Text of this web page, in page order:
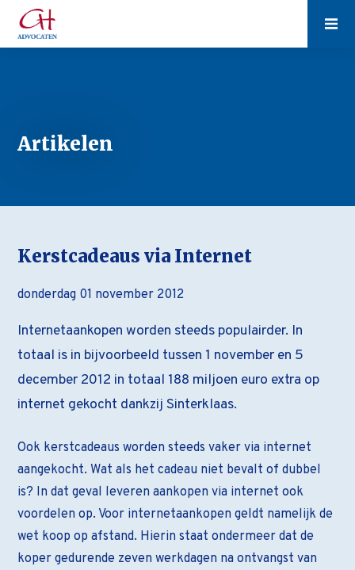
Artikelen
Kerstcadeaus via Internet
donderdag 01 november 2012
Internetaankopen worden steeds populairder. In
totaal is in bijvoorbeeld tussen 1 november en 5
december 2012 in totaal 188 miljoen euro extra op
internet gekocht dankzij Sinterklaas.
Ook kerstcadeaus worden steeds vaker via internet
aangekocht. Wat als het cadeau niet bevalt of dubbel
is? In dat geval leveren aankopen via internet ook
voordelen op. Voor internetaankopen geldt namelijk de
wet koop op afstand. Hierin staat ondermeer dat de
koper gedurende zeven werkdagen na ontvangst van